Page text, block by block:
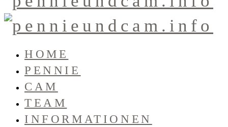
HOME
PENNIE
CAM
TEAM
INFORMATIONEN